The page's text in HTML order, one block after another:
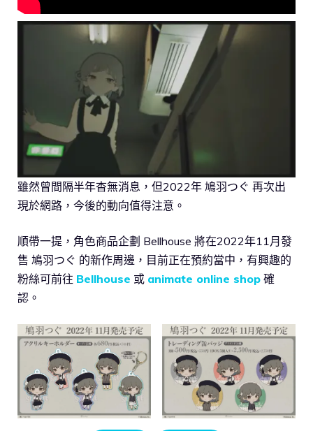
雖然曾間隔半年杳無消息，但2022年 鳩羽つぐ 再次出
現於網路，今後的動向值得注意。
順帶一提，角色商品企劃 Bellhouse 將在2022年11月發
售 鳩羽つぐ 的新作周邊，目前正在預約當中，有興趣的
粉絲可前往 Bellhouse 或 animate online shop 確
認。